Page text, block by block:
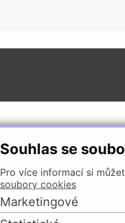
Souhlas se
Pro více informací si
soubory cookies
Marketingové